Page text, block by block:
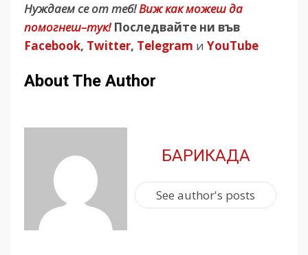
Нуждаем се от теб!Виж как можеш да
помогнеш–тук! Последвайте ни във
Facebook, Twitter, Telegram и YouTube
About The Author
БАРИКАДА
See author's posts